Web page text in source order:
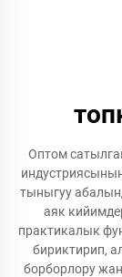
Оптом
индустриясынын
тыныгуу
аяк
практикалык
бириктирип,
борборлору